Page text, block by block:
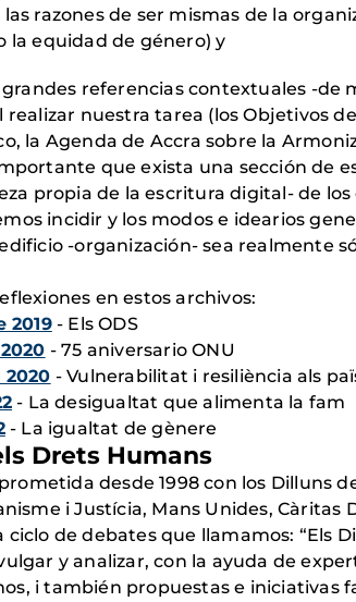
razones de ser mismas de la
la equidad de género) y
referencias contextuales -
nuestra tarea (los Objetivos
la Agenda de Accra sobre la
que exista una sección de
propia de la escritura digital- de
incidir y los modos e idearios
-organización- sea realmente
en estos archivos:
2019- Els ODS
- 75 aniversario ONU
2020 - Vulnerabilitat i resiliència als
- La desigualtat que alimenta la fam
- La igualtat de gènere
Drets Humans
desde 1998 con los Dilluns
i Justícia, Mans Unides,
de debates que llamamos: “Els
y analizar, con la ayuda de
i también propuestas e iniciativas